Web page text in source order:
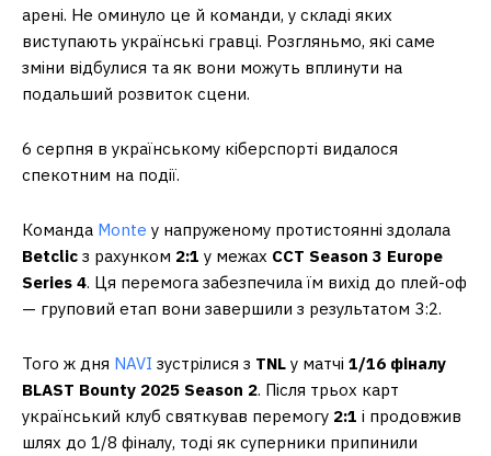
арені. Не оминуло це й команди, у складі яких
виступають українські гравці. Розгляньмо, які саме
зміни відбулися та як вони можуть вплинути на
подальший розвиток сцени.
6 серпня в українському кіберспорті видалося
спекотним на події.
Команда Monte у напруженому протистоянні здолала
Betclic з рахунком 2:1 у межах CCT Season 3 Europe
Series 4. Ця перемога забезпечила їм вихід до плей-оф
— груповий етап вони завершили з результатом 3:2.
Того ж дня NAVI зустрілися з TNL у матчі 1/16 фіналу
BLAST Bounty 2025 Season 2. Після трьох карт
український клуб святкував перемогу 2:1 і продовжив
шлях до 1/8 фіналу, тоді як суперники припинили